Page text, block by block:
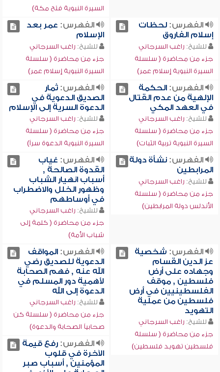
السيرة النبوية فتح مكة)
الفهرس:لحظات
إسلام الفاروق
للشيخ: راغب السرجاني
جزء من محاضرة ( سلسلة
السيرة النبوية إسلام عمر)
الفهرس: عمر بعد
الإسلام
للشيخ: راغب السرجاني
جزء من محاضرة ( سلسلة
السيرة النبوية إسلام عمر)
الفهرس:الحكمة
الإلهية من عدم القتال
في العهد المكي
للشيخ: راغب السرجاني
جزء من محاضرة ( سلسلة
السيرة النبوية تربية الثبات)
الفهرس:ثمار
الصديق الدعوية في
الدعوة السرية إلى الإسلام
للشيخ: راغب السرجاني
جزء من محاضرة ( سلسلة
السيرة النبوية الدعوة سراً)
الفهرس:نشأة دولة
المرابطين
للشيخ: راغب السرجاني
جزء من محاضرة ( سلسلة
الأندلس دولة المرابطين)
الفهرس: غياب
القدوة الصالحة ,
أسباب انهيار الشباب
وظهور الخلل والاضطراب
في أوساطهم
للشيخ: راغب السرجاني
جزء من محاضرة ( كلمة إلى
شباب الأمة)
الفهرس: شخصية
عز الدين القسام
وجهاده على أرض
فلسطين , موقف
الفلسطينيين في أرض
فلسطين من عملية
التهويد
للشيخ: راغب السرجاني
جزء من محاضرة ( سلسلة
فلسطين تهويد فلسطين)
الفهرس:المواقف
الدعوية للصديق رضي
الله عنه , فهم الصحابة
لأهمية دور المسلم في
الدعوة إلى الله
للشيخ: راغب السرجاني
جزء من محاضرة ( سلسلة كن
صحابياً الصحابة والدعوة)
الفهرس:رفع قيمة
الآخرة في قلوب
المؤمنين , أسباب صبر